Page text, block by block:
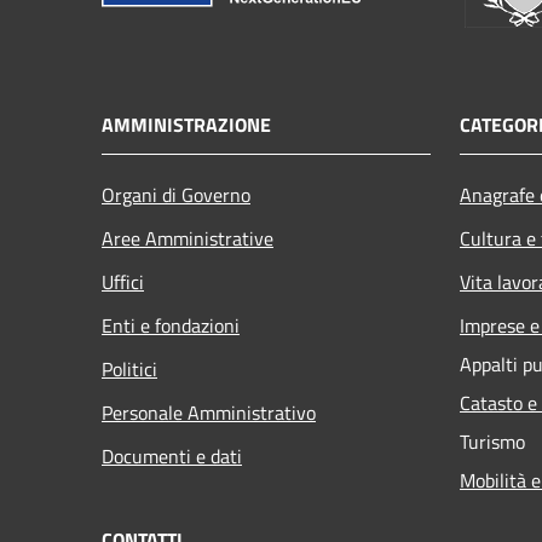
AMMINISTRAZIONE
Organi di Governo
Aree Amministrative
Uffici
Enti e fondazioni
Politici
Personale Amministrativo
Documenti e dati
Cultura
Vita
Imprese
Appalti
Catasto
Turismo
Mobilità